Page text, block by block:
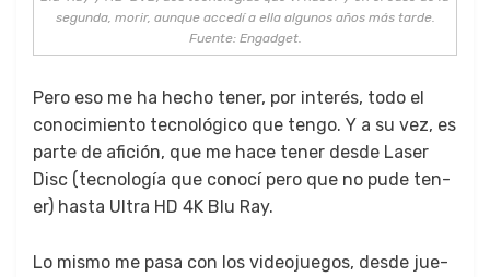
segun­da, morir, aunque accedí a ella algunos años más tarde.
Fuente: Engad­get.
Pero eso me ha hecho ten­er, por interés, todo el
conocimien­to tec­nológi­co que ten­go. Y a su vez, es
parte de afi­ción, que me hace ten­er des­de Laser
Disc (tec­nología que conocí pero que no pude ten­
er) has­ta Ultra HD 4K Blu Ray.
Lo mis­mo me pasa con los video­jue­gos, des­de jue­